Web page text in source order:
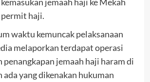
haji.
waktu kemuncak pelaksanaan
melaporkan terdapat operasi
penangkapan jemaah haji haram di
ada yang dikenakan hukuman